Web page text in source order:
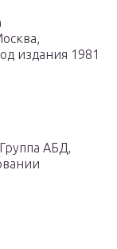
издания 1981
АБД,